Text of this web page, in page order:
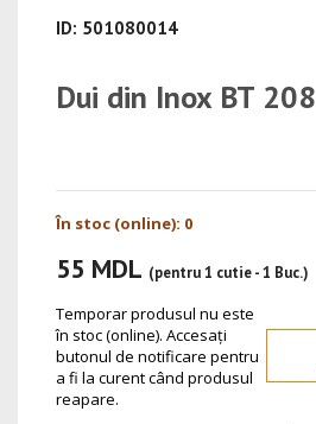
ID: 501080014
Dui din Inox BT 208
În stoc (online): 0
55 MDL (pentru 1 cutie - 1 Buc.)
Temporar produsul nu este
în stoc (online). Accesați
butonul de notificare pentru
a fi la curent când produsul
reapare.